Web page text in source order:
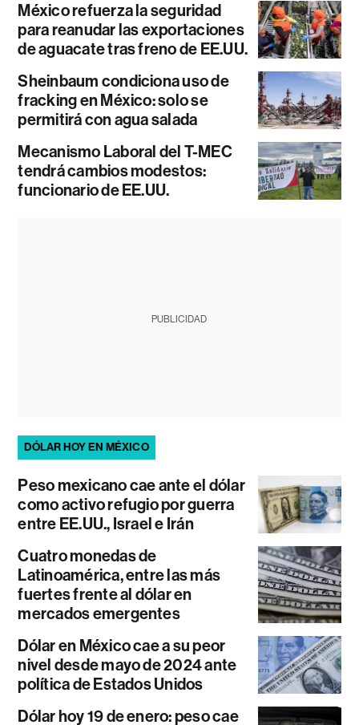
México refuerza la seguridad
para reanudar las exportaciones
de aguacate tras freno de EE.UU.
Sheinbaum condiciona uso de
fracking en México: solo se
permitirá con agua salada
Mecanismo Laboral del T-MEC
tendrá cambios modestos:
funcionario de EE.UU.
PUBLICIDAD
DÓLAR HOY EN MÉXICO
Peso mexicano cae ante el dólar
como activo refugio por guerra
entre EE.UU., Israel e Irán
Cuatro monedas de
Latinoamérica, entre las más
fuertes frente al dólar en
mercados emergentes
Dólar en México cae a su peor
nivel desde mayo de 2024 ante
política de Estados Unidos
Dólar hoy 19 de enero: peso cae